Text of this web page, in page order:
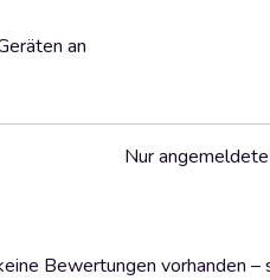
an
Bewertungen vorhanden –
Nur